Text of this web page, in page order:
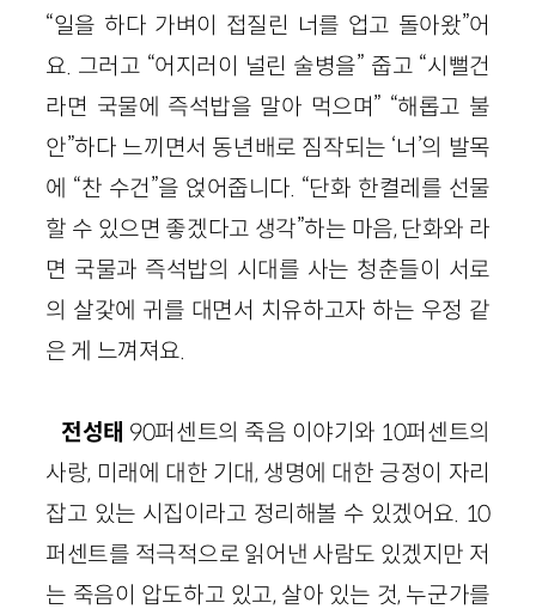
“일을 하다 가벼이 접질린 너를 업고 돌아왔”어
요. 그러고 “어지러이 널린 술병을” 줍고 “시뻘건
라면 국물에 즉석밥을 말아 먹으며” “해롭고 불
안”하다 느끼면서 동년배로 짐작되는 ‘너’의 발목
에 “찬 수건”을 얹어줍니다. “단화 한켤레를 선물
할 수 있으면 좋겠다고 생각”하는 마음, 단화와 라
면 국물과 즉석밥의 시대를 사는 청춘들이 서로
의 살갗에 귀를 대면서 치유하고자 하는 우정 같
은 게 느껴져요.
전성태 90퍼센트의 죽음 이야기와 10퍼센트의
사랑, 미래에 대한 기대, 생명에 대한 긍정이 자리
잡고 있는 시집이라고 정리해볼 수 있겠어요. 10
퍼센트를 적극적으로 읽어낸 사람도 있겠지만 저
는 죽음이 압도하고 있고, 살아 있는 것, 누군가를